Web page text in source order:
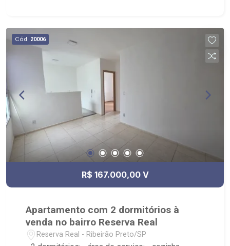
Cód. 20006
R$ 167.000,00 V
Apartamento com 2 dormitórios à
venda no bairro Reserva Real
Reserva Real - Ribeirão Preto/SP